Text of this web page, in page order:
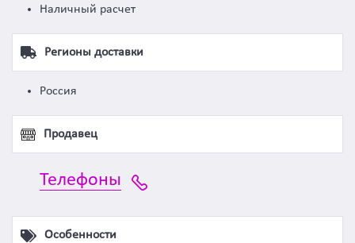
Наличный расчет
Регионы доставки
Россия
Продавец
Телефоны
Особенности